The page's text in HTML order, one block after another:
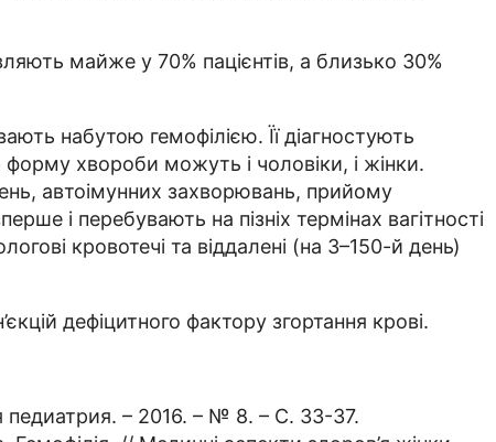
майже у 70% пацієнтів, а близько 30%
набутою гемофілією. Її діагностують
хвороби можуть і чоловіки, і жінки.
автоімунних захворювань, прийому
і перебувають на пізніх термінах вагітності
кровотечі та віддалені (на 3–150-й день)
дефіцитного фактору згортання крові.
– 2016. – № 8. – С. 33-37.